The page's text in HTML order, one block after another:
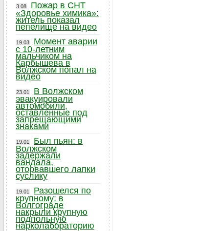
3.08
Пожар в СНТ
«Здоровье химика»:
житель показал
пепелище на видео
19.03
Момент аварии
с 10-летним
мальчиком на
Карбышева в
Волжском попал на
видео
23.01
В Волжском
эвакуировали
автомобили,
оставленные под
запрещающими
знаками
19.01
Был пьян: в
Волжском
задержали
вандала,
оторвавшего лапки
суслику
19.01
Разошелся по
крупному: в
Волгограде
накрыли крупную
подпольную
нарколабораторию